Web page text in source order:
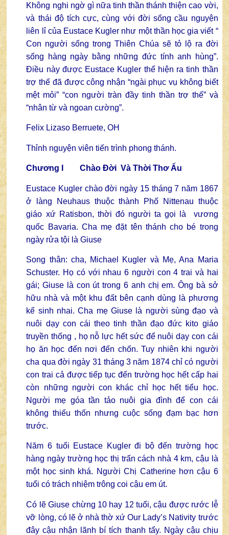
Không nghi ngờ gì nữa tinh thần thánh thiện cao vời,
và thái độ tích cực, cùng với đời sống cầu nguyện
liên lỉ của Eustace Kugler như một thần học gia viết “
Con người sống trong Thiên Chúa sẽ tỏ lộ ra đời
sống hàng ngày bằng những đức tính anh hùng”.
Điều này được Eustace Kugler thể hiện ra tinh thần
trợ thế đã được công nhận “ngài phục vụ không biết
mệt mỏi” “con người tràn đầy tinh thần trợ thế” và
“nhân từ và ngoan cường”.
Felix Lizaso Berruete, OH
Thỉnh nguyện viên tiến trình phong thánh.
Chương I Chào Đời Và Thời Thơ Ấu
Eustace Kugler chào đời ngày 15 tháng 7 năm 1867
ở làng Neuhaus thuộc thành Phố Nittenau thuộc
giáo xứ Ratisbon, thời đó người ta gọi là vương
quốc Bavaria. Cha mẹ đặt tên thánh cho bé trong
ngày rửa tội là Giuse
Song thân: cha, Michael Kugler và Mẹ, Ana Maria
Schuster. Họ có với nhau 6 người con 4 trai và hai
gái; Giuse là con út trong 6 anh chị em. Ông bà sở
hữu nhà và một khu đất bên cạnh dùng là phương
kế sinh nhai. Cha mẹ Giuse là người sùng đạo và
nuôi dạy con cái theo tinh thần đạo đức kito giáo
truyền thống , họ nỗ lực hết sức để nuôi dạy con cái
họ ăn học đến nơi đến chốn. Tuy nhiên khi người
cha qua đời ngày 31 tháng 3 năm 1874 chỉ có người
con trai cả được tiếp tục đến trường học hết cấp hai
còn những người con khác chỉ học hết tiểu học.
Người mẹ góa tần tảo nuôi gia đình để con cái
không thiếu thốn nhưng cuộc sống đạm bạc hơn
trước.
Năm 6 tuổi Eustace Kugler đi bộ đến trường học
hàng ngày trường học thị trấn cách nhà 4 km, cậu là
một học sinh khá. Người Chị Catherine hơn cậu 6
tuổi có trách nhiệm trông coi cậu em út.
Có lẽ Giuse chừng 10 hay 12 tuổi, cậu được rước lễ
vỡ lòng, có lẽ ở nhà thờ xứ Our Lady’s Nativity trước
đây cậu nhận lãnh bí tích thanh tẩy. Ngày cậu chịu